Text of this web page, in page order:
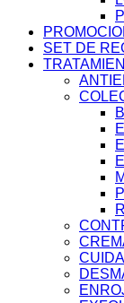
SET DE